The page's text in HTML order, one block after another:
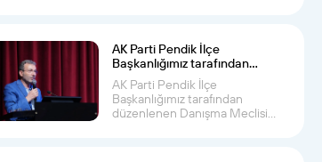
AK Parti Pendik İlçe
Başkanlığımız tarafından
düzenlenen Danışma Meclisi
Toplantısı’na katıldık
AK Parti Pendik İlçe
Başkanlığımız tarafından
düzenlenen Danışma Meclisi